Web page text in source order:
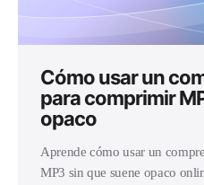
Cómo usar un
para comprimir
opaco
Aprende cómo usar un
MP3 sin que suene opaco